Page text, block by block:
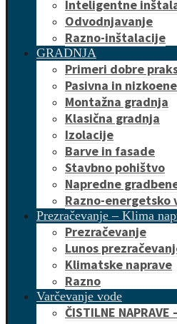
Inteligentne
Odvodnjavanje
Razno-inštalacije
GRADNJA
Primeri dobre
Pasivna in
Montažna gradnja
Klasična gradnja
Izolacije
Barve in fasade
Stavbno pohištvo
Napredne
Razno-energetsko
Prezračevanje – Klima
Prezračevanje
Lunos
Klimatske naprave
Razno
Varčevanje vode
ČISTILNE NAPRAVE